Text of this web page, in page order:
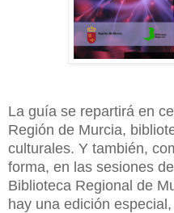
La guía se repartirá en
Región de Murcia,
culturales. Y también,
forma, en las sesiones
Biblioteca Regional de
hay una edición especial,